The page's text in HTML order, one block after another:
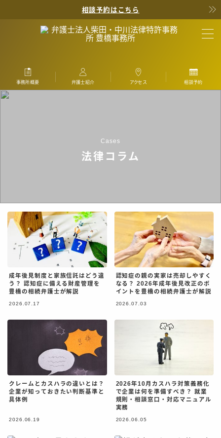
相談予約はこちら
MENU
事務所概要
アクセス Access
解決事例 Case
解決事例｜離婚
解決事例｜相続
解決事例｜交通事故
解決事例｜労災
解決事例｜刑事事件
Column
相談予約 Contact
事務所概要 弁護士紹介 アクセス 相談予約
Cases
法律コラム
成年後見制度と家族信託はどう違
う？ 認知症に備える財産管理を
豊橋の相続弁護士が解説
2026.07.17
認知症の親の実家は売却しやすく
なる？ 2026年成年後見改正のポ
イントを豊橋の相続弁護士が解説
2026.07.03
クレームとカスハラの違いとは？
企業が知っておきたい判断基準と
具体例
2026.06.19
2026年10月カスハラ対策義務化
で企業は何を準備すべき？ 就業
規則・相談窓口・対応マニュアル
実務
2026.06.05